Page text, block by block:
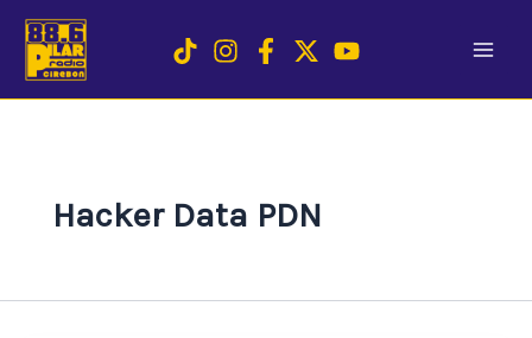
content
Hacker Data PDN